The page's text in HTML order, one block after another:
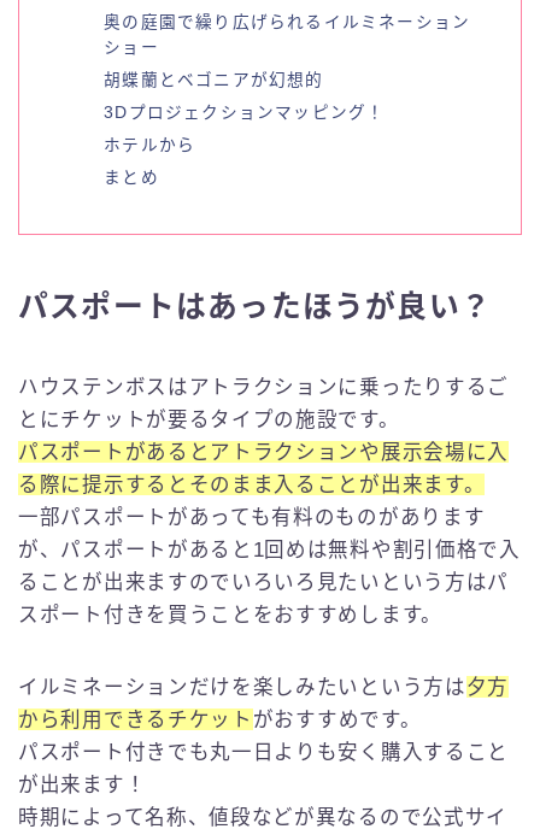
奥の庭園で繰り広げられるイルミネーション
ショー
胡蝶蘭とベゴニアが幻想的
3Dプロジェクションマッピング！
ホテルから
まとめ
パスポートはあったほうが良い？
ハウステンボスはアトラクションに乗ったりするご
とにチケットが要るタイプの施設です。
パスポートがあるとアトラクションや展示会場に入
る際に提示するとそのまま入ることが出来ます。
一部パスポートがあっても有料のものがあります
が、パスポートがあると1回めは無料や割引価格で入
ることが出来ますのでいろいろ見たいという方はパ
スポート付きを買うことをおすすめします。
イルミネーションだけを楽しみたいという方は夕方
から利用できるチケット がおすすめです。
パスポート付きでも丸一日よりも安く購入すること
が出来ます！
時期によって名称、値段などが異なるので公式サイ